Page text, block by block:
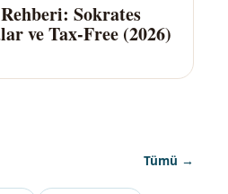
Sokrates
ve Tax-Free (2026)
Tümü →